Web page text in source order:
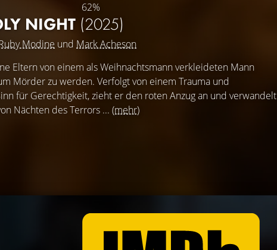
62%
NIGHT (2025)
Modine und Mark Acheson
Eltern von einem als Weihnachtsmann verkleideten Mann
Mörder zu werden. Verfolgt von einem Trauma und
für Gerechtigkeit, zieht er den roten Anzug an und verwandelt
Nächten des Terrors ... (mehr)